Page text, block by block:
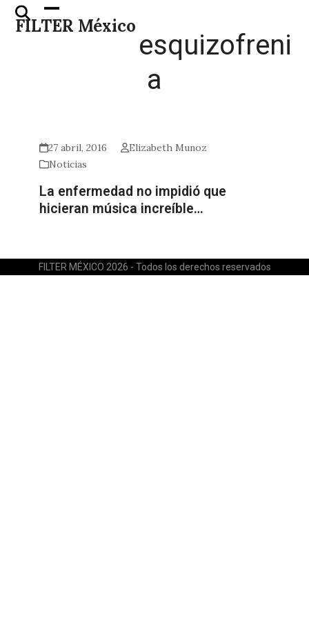
Skip
FILTER México
Open
mobile
Close
mobile
esquizofreni
a
27 abril, 2016
Elizabeth Munoz
Noticias
La enfermedad no impidió que
hicieran música increíble…
FILTER MÉXICO 2026 - Todos los derechos reservados